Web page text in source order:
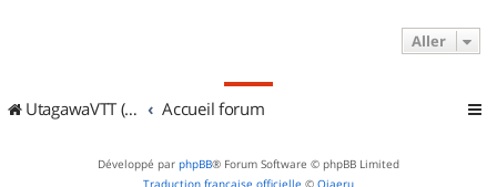
Aller
UtagawaVTT (Randos VTT et VTTAE avec traces GPS) Accueil forum
Développé par phpBB® Forum Software © phpBB Limited